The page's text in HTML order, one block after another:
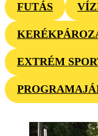
FUTÁS
EXTRÉM